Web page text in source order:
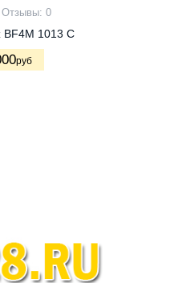
Отзывы: 0
BF4M 1013 C
руб